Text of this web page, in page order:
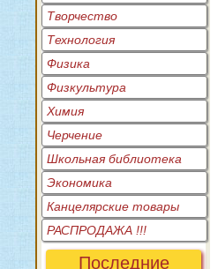
Творчество
Технология
Физика
Физкультура
Химия
Черчение
Школьная библиотека
Экономика
Канцелярские товары
РАСПРОДАЖА !!!
Последние